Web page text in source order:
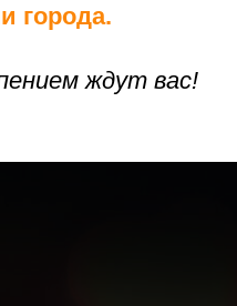
города.
ждут вас!